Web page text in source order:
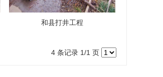
和县打井工程
4 条记录 1/1 页